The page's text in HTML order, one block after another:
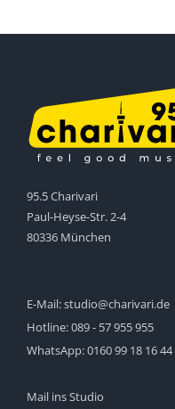
95.5 Charivari
Paul-Heyse-Str. 2-4
80336 München
E-Mail:studio@charivari.de
Hotline:089 - 57 955 955
WhatsApp:0160 99 18 16 44
Mail ins Studio